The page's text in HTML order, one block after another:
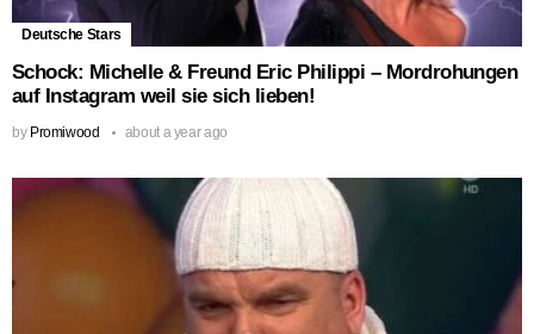
Deutsche Stars
Schock: Michelle & Freund Eric Philippi – Mordrohungen
auf Instagram weil sie sich lieben!
by Promiwood about a year ago